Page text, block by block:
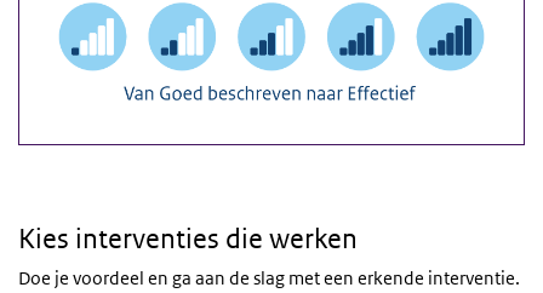
Kies interventies die werken
Doe je voordeel en ga aan de slag met een erkende interventie.